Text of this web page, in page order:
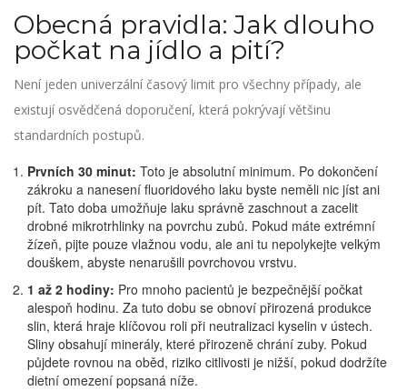
Obecná pravidla: Jak dlouho
počkat na jídlo a pití?
Není jeden univerzální časový limit pro všechny případy, ale
existují osvědčená doporučení, která pokrývají většinu
standardních postupů.
Prvních 30 minut: Toto je absolutní minimum. Po dokončení
zákroku a nanesení fluoridového laku byste neměli nic jíst ani
pít. Tato doba umožňuje laku správně zaschnout a zacelit
drobné mikrotrhlinky na povrchu zubů. Pokud máte extrémní
žízeň, pijte pouze vlažnou vodu, ale ani tu nepolykejte velkým
douškem, abyste nenarušili povrchovou vrstvu.
1 až 2 hodiny: Pro mnoho pacientů je bezpečnější počkat
alespoň hodinu. Za tuto dobu se obnoví přirozená produkce
slin, která hraje klíčovou roli při neutralizaci kyselin v ústech.
Sliny obsahují minerály, které přirozeně chrání zuby. Pokud
půjdete rovnou na oběd, riziko citlivosti je nižší, pokud dodržíte
dietní omezení popsaná níže.